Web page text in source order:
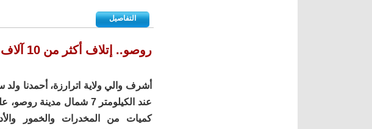
التفاصيل
روصو.. إتلاف أكثر من 10 آلاف قنينة خمر و90 كغ من المخدرات
أشرف والي ولاية اترارزة، أحمدنا
عند الكيلومتر 7 شمال
كميات من المخدرات والخمور